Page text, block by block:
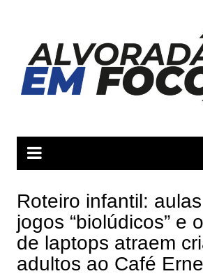
conteúdo
Roteiro infantil:
jogos “biolúdicos” e
de laptops atraem
adultos ao Café